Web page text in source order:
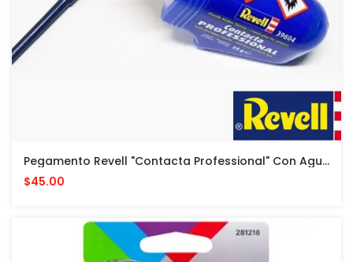
Pegamento Revell "Contacta Professional" Con Aguja - 25 G - Cemento Para Modelos Plasticos
$45.00